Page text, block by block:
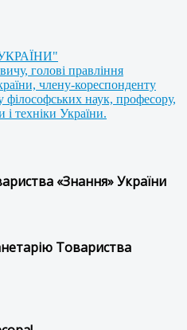
голові правління
члену-кореспонденту
наук, професору,
і техніки України.
«Знання» України
Товариства